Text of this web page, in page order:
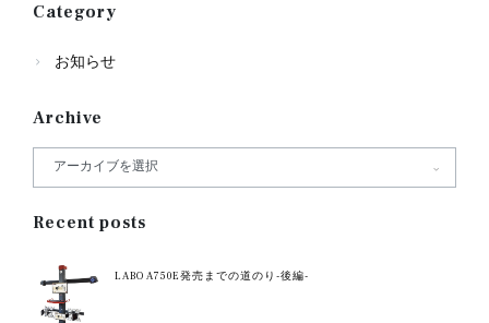
Category
お知らせ
Archive
Recent posts
LABO A750E発売までの道のり-後編-